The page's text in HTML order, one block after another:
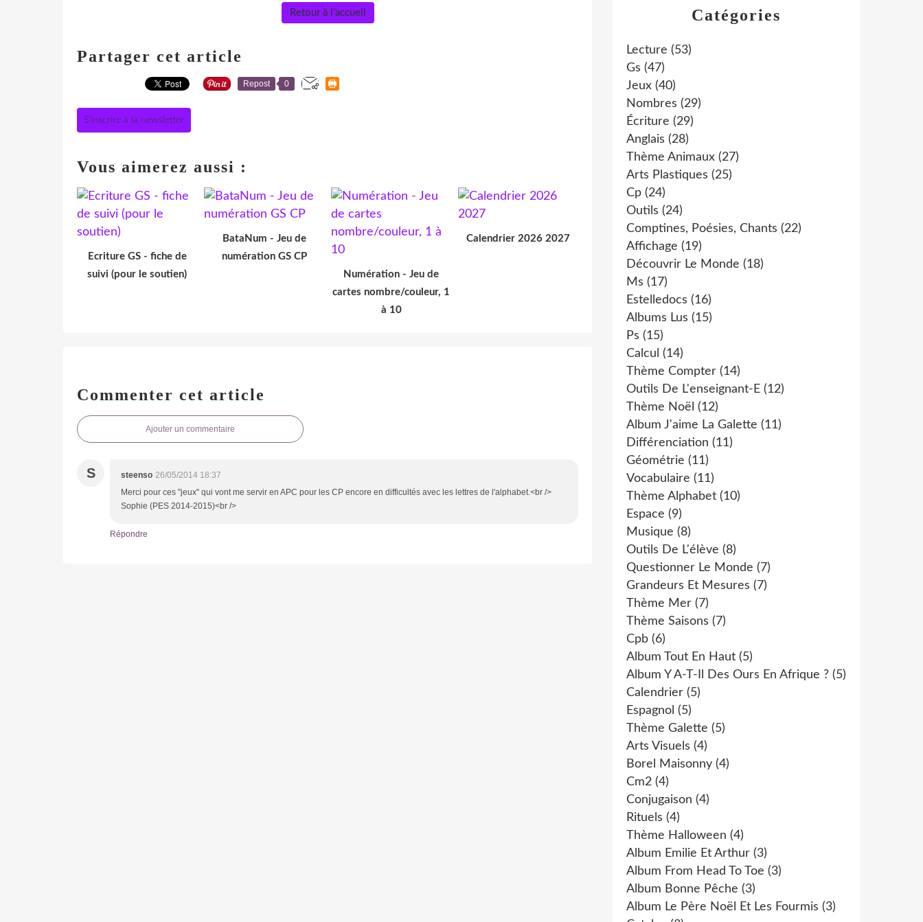
Retour à l'accueil
Partager cet article
Repost 0
S'inscrire à la newsletter
Vous aimerez aussi :
Ecriture GS - fiche de
suivi (pour le soutien)
BataNum - Jeu de
numération GS CP
Numération - Jeu de
cartes nombre/couleur, 1
à 10
Calendrier 2026 2027
Commenter cet article
Ajouter un commentaire
S steenso 26/05/2014 18:37
Merci pour ces "jeux" qui vont me servir en APC pour les CP encore en difficultés avec les lettres de l'alphabet.<br />
Sophie (PES 2014-2015)<br />
Répondre
Catégories
Lecture (53)
Gs (47)
Jeux (40)
Nombres (29)
Écriture (29)
Anglais (28)
Thème Animaux (27)
Arts Plastiques (25)
Cp (24)
Outils (24)
Comptines, Poésies, Chants (22)
Affichage (19)
Découvrir Le Monde (18)
Ms (17)
Estelledocs (16)
Albums Lus (15)
Ps (15)
Calcul (14)
Thème Compter (14)
Outils De L'enseignant-E (12)
Thème Noël (12)
Album J'aime La Galette (11)
Différenciation (11)
Géométrie (11)
Vocabulaire (11)
Thème Alphabet (10)
Espace (9)
Musique (8)
Outils De L'élève (8)
Questionner Le Monde (7)
Grandeurs Et Mesures (7)
Thème Mer (7)
Thème Saisons (7)
Cpb (6)
Album Tout En Haut (5)
Album Y A-T-Il Des Ours En Afrique ? (5)
Calendrier (5)
Espagnol (5)
Thème Galette (5)
Arts Visuels (4)
Borel Maisonny (4)
Cm2 (4)
Conjugaison (4)
Rituels (4)
Thème Halloween (4)
Album Emilie Et Arthur (3)
Album From Head To Toe (3)
Album Bonne Pêche (3)
Album Le Père Noël Et Les Fourmis (3)